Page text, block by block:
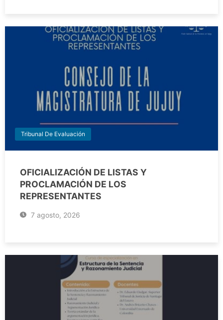
Tribunal De Evaluación
OFICIALIZACIÓN DE LISTAS Y
PROCLAMACIÓN DE LOS
REPRESENTANTES
7 agosto, 2026